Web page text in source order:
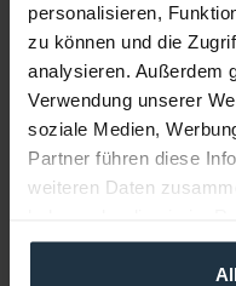
personalisieren,
zu können und die
analysieren. Außerdem
Verwendung unserer
soziale Medien,
Partner führen diese
weiteren Daten
gesammelt haben.